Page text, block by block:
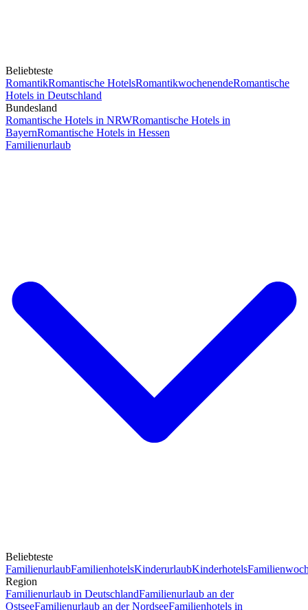
Beliebteste
RomantikRomantische HotelsRomantikwochenendeRomantische
Hotels in Deutschland
Bundesland
Romantische Hotels in NRWRomantische Hotels in
BayernRomantische Hotels in Hessen
Familienurlaub
Beliebteste
FamilienurlaubFamilienhotelsKinderurlaubKinderhotels
Region
Familienurlaub in DeutschlandFamilienurlaub an der
OstseeFamilienurlaub an der NordseeFamilienhotels in